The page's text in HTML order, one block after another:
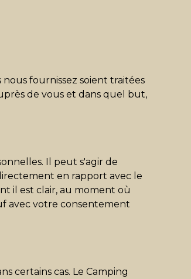
fournissez soient traitées
de vous et dans quel but,
Il peut s'agir de
en rapport avec le
il est clair, au moment où
avec votre consentement
certains cas. Le Camping